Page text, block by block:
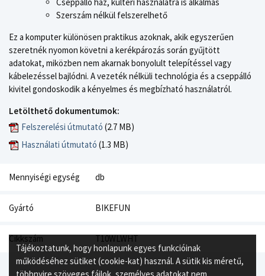
Szerszám nélkül felszerelhető
Ez a komputer különösen praktikus azoknak, akik egyszerűen
szeretnék nyomon követni a kerékpározás során gyűjtött
adatokat, miközben nem akarnak bonyolult telepítéssel vagy
kábelezéssel bajlódni. A vezeték nélküli technológia és a cseppálló
kivitel gondoskodik a kényelmes és megbízható használatról.
Letölthető dokumentumok:
Felszerelési útmutató (2.7 MB)
Használati útmutató (1.3 MB)
Mennyiségi egység db
Gyártó BIKEFUN
Cikkszám
T10WLWHT
Tájékoztatunk, hogy honlapunk egyes funkcióinak
működéséhez sütiket (cookie-kat) használ. A sütik kis méretű,